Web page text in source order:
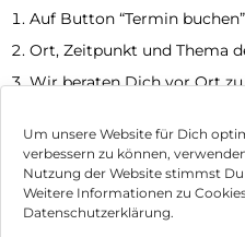
Um unsere Website für Dich
verbessern zu können,
Nutzung der Website stimmst
Weitere Informationen zu
Datenschutzerklärung.
Auf Button “Termin
Ort, Zeitpunkt und Thema
Wir beraten Dich vor Ort
Jetzt Termin vereinbaren
Impressum